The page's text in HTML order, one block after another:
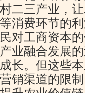
村二三产业，
等消费环节的
民对工商资本
产业融合发展
成长。但这些
营销渠道的限